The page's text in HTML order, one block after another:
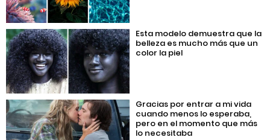
Esta modelo demuestra que la
belleza es mucho más que un
color la piel
Gracias por entrar a mi vida
cuando menos lo esperaba,
pero en el momento que más
lo necesitaba